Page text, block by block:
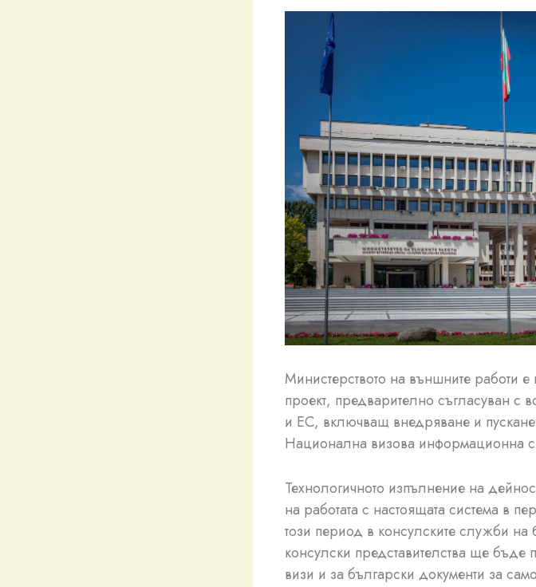
Министерството на външните работи
проект, предварително съгласуван с
и ЕС, включващ внедряване и
Национална визова информационна
Технологичното изпълнение на
на работата с настоящата система в
този период в консулските служби на
консулски представителства ще бъде
визи и за български документи за